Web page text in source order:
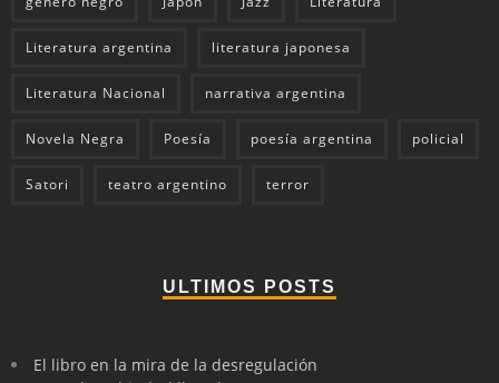
Literatura argentina literatura japonesa
Literatura Nacional narrativa argentina
Novela Negra Poesía poesía argentina policial
Satori teatro argentino terror
ULTIMOS POSTS
El libro en la mira de la desregulación